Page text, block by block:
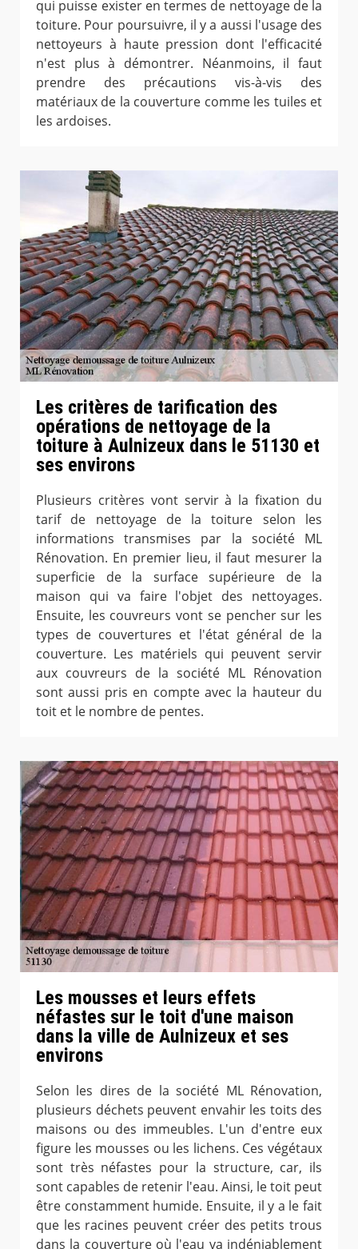
qui puisse exister en termes de nettoyage de la
toiture. Pour poursuivre, il y a aussi l'usage des
nettoyeurs à haute pression dont l'efficacité
n'est plus à démontrer. Néanmoins, il faut
prendre des précautions vis-à-vis des
matériaux de la couverture comme les tuiles et
les ardoises.
Les critères de tarification des
opérations de nettoyage de la
toiture à Aulnizeux dans le 51130 et
ses environs
Plusieurs critères vont servir à la fixation du
tarif de nettoyage de la toiture selon les
informations transmises par la société ML
Rénovation. En premier lieu, il faut mesurer la
superficie de la surface supérieure de la
maison qui va faire l'objet des nettoyages.
Ensuite, les couvreurs vont se pencher sur les
types de couvertures et l'état général de la
couverture. Les matériels qui peuvent servir
aux couvreurs de la société ML Rénovation
sont aussi pris en compte avec la hauteur du
toit et le nombre de pentes.
Les mousses et leurs effets
néfastes sur le toit d'une maison
dans la ville de Aulnizeux et ses
environs
Selon les dires de la société ML Rénovation,
plusieurs déchets peuvent envahir les toits des
maisons ou des immeubles. L'un d'entre eux
figure les mousses ou les lichens. Ces végétaux
sont très néfastes pour la structure, car, ils
sont capables de retenir l'eau. Ainsi, le toit peut
être constamment humide. Ensuite, il y a le fait
que les racines peuvent créer des petits trous
dans la couverture où l'eau va indéniablement